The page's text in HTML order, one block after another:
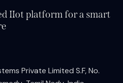
IIot platform for a smart
Private Limited S.F, No.